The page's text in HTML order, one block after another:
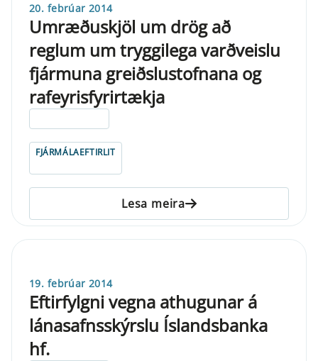
20. febrúar 2014
Umræðuskjöl um drög að
reglum um tryggilega varðveislu
fjármuna greiðslustofnana og
rafeyrisfyrirtækja
FJÁRMÁLAEFTIRLIT
Lesa meira
19. febrúar 2014
Eftirfylgni vegna athugunar á
lánasafnsskýrslu Íslandsbanka
hf.